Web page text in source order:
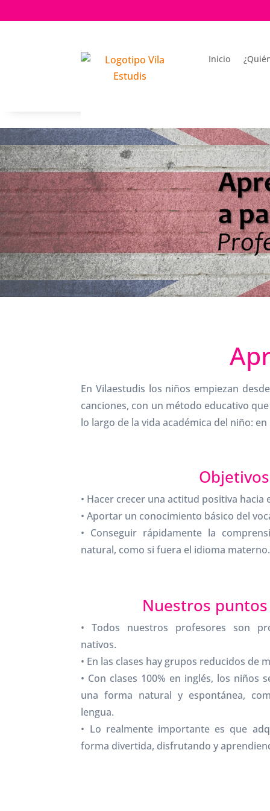
Inicio
En Vilaestudis los niños empiezan
canciones, con un método educativo
lo largo de la vida académica del niño:
Objetivos
• Hacer crecer una actitud positiva hacia
• Aportar un conocimiento básico del
• Conseguir rápidamente la
natural, como si fuera el idioma materno.
Nuestros
• Todos nuestros profesores son
nativos.
• En las clases hay grupos reducidos de
• Con clases 100% en inglés, los niños
una forma natural y espontánea,
lengua.
• Lo realmente importante es que
forma divertida, disfrutando y